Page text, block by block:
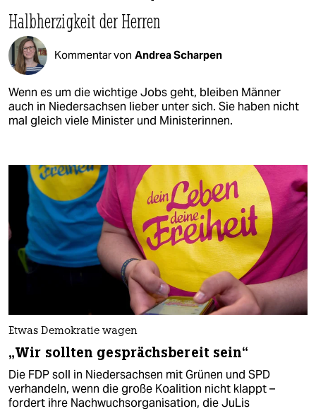
Halbherzigkeit der Herren
Kommentar von Andrea Scharpen
Wenn es um die wichtige Jobs geht, bleiben Männer
auch in Niedersachsen lieber unter sich. Sie haben nicht
mal gleich viele Minister und Ministerinnen.
Etwas Demokratie wagen
„Wir sollten gesprächsbereit sein“
Die FDP soll in Niedersachsen mit Grünen und SPD
verhandeln, wenn die große Koalition nicht klappt –
fordert ihre Nachwuchsorganisation, die JuLis